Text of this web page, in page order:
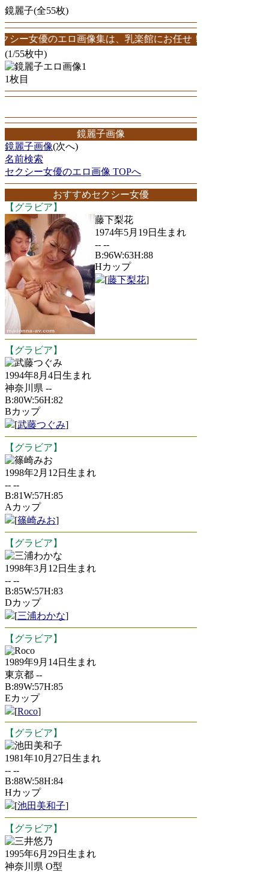
鏡麗子(全55枚)
優のエロ画像集は、乳楽館にお任せ！鏡麗子エロ画像が55
(1/55枚中)
1枚目
鏡麗子画像
鏡麗子画像(次へ)
名前検索
セクシー女優のエロ画像 TOPへ
おすすめセクシー女優
【グラビア】
藤下梨花
1974年5月19日生まれ
-- --
B:96W:63H:88
Hカップ
[藤下梨花]
【グラビア】
武藤つぐみ
1994年8月4日生まれ
神奈川県 --
B:80W:56H:82
Bカップ
[武藤つぐみ]
【グラビア】
篠崎みお
1998年2月12日生まれ
-- --
B:81W:57H:85
Aカップ
[篠崎みお]
【グラビア】
三浦わかな
1998年3月12日生まれ
-- --
B:85W:57H:83
Dカップ
[三浦わかな]
【グラビア】
Roco
1989年9月14日生まれ
東京都 --
B:89W:57H:85
Eカップ
[Roco]
【グラビア】
池田美和子
1981年10月27日生まれ
-- --
B:88W:58H:84
Hカップ
[池田美和子]
【グラビア】
三井悠乃
1995年6月29日生まれ
神奈川県 O型